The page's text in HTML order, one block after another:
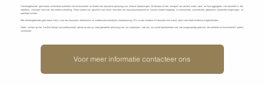
Cementgebonden gietvloeren combineren esthetiek met functionaliteit en bieden een duurzame oplossing voor diverse toepassingen. Ze bestaan uit een mengsel van cement, water, zand, en fijne aggregaten, wat resulteert in een
naadloze, slijtvaste vloer met een strakke uitstraling. Deze vloeren zijn geschikt voor zowel renovatie- als nieuwbouwprojecten en kunnen worden toegepast in woonruimtes, commerciële gebouwen, industriële omgevingen, en
openbare ruimten.
Met cementgebonden gietvloeren kiest u voor een duurzame, esthetische, en onderhoudsvriendelijke vloeroplossing. Of u nu een moderne of klassieke look wenst, deze vloer biedt eindeloze mogelijkheden.
Neem contact op met KenDa Design voor professioneel advies en een op maat gemaakte oplossing voor uw vloerproject. Laat ons uw ruimte transformeren met een hoogwaardige gietvloer die esthetiek en functionaliteit perfect
combineert
Voor meer informatie contacteer ons